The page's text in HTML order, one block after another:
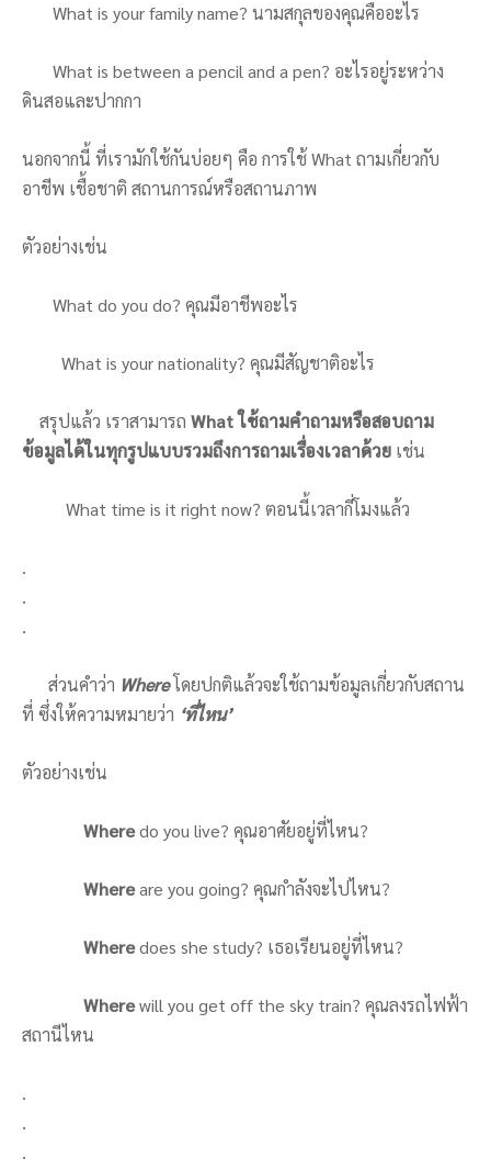
What is your family name? นามสกุลของคุณคืออะไร
What is between a pencil and a pen? อะไรอยู่ระหว่าง
ดินสอและปากกา
นอกจากนี้ ที่เรามักใช้กันบ่อยๆ คือ การใช้ What ถามเกี่ยวกับ
อาชีพ เชื้อชาติ สถานการณ์หรือสถานภาพ
ตัวอย่างเช่น
What do you do? คุณมีอาชีพอะไร
What is your nationality? คุณมีสัญชาติอะไร
สรุปแล้ว เราสามารถ Whatใช้ถามคำถามหรือสอบถาม
ข้อมูลได้ในทุกรูปแบบรวมถึงการถามเรื่องเวลาด้วย เช่น
What time is it right now? ตอนนี้เวลากี่โมงแล้ว
.
.
.
ส่วนคำว่า Whereโดยปกติแล้วจะใช้ถามข้อมูลเกี่ยวกับสถาน
ที่ ซึ่งให้ความหมายว่า ‘ที่ไหน’
ตัวอย่างเช่น
Wheredo you live? คุณอาศัยอยู่ที่ไหน?
Whereare you going? คุณกำลังจะไปไหน?
Wheredoes she study? เธอเรียนอยู่ที่ไหน?
Wherewill you get off the sky train? คุณลงรถไฟฟ้า
สถานีไหน
.
.
.